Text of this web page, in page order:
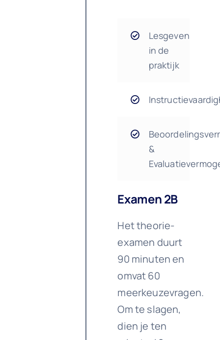
Lesgeven
in de
praktijk
&
Examen 2B
Het theorie-
examen duurt
90 minuten en
omvat 60
meerkeuzevragen.
Om te slagen,
dien je ten